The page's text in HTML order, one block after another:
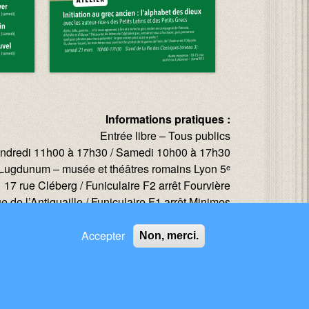
Informations pratiques :
Entrée libre – Tous publics
11h00 à 17h30 / Samedi 10h00 à 17h30
– musée et théâtres romains Lyon 5ᵉ
17 rue Cléberg / Funiculaire F2 arrêt Fourvière
de l’Antiquaille / Funiculaire F1 arrêt Minimes
Accepter Non, merci.